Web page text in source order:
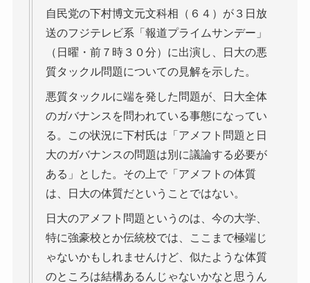
自民党の下村博文元文科相（６４）が３日放
送のフジテレビ系「報道プライムサンデー」
（日曜・前７時３０分）に出演し、日大の悪
質タックル問題についての見解を示した。
悪質タックルに端を発した問題が、日大全体
のガバナンスを問われている事態になってい
る。この状況に下村氏は「アメフト問題と日
大のガバナンスの問題は別に議論する必要が
ある」とした。その上で「アメフトの体質
は、日大の体質だということではない。
日大のアメフト問題というのは、今の大学、
特に強豪校とか伝統校では、ここまで極端じ
ゃないかもしれませんけど、似たような体質
のところは結構あるんじゃないかなと思うん